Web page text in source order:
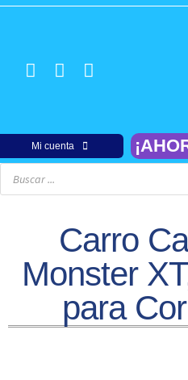
Mi cuenta
Carro
Monster
para